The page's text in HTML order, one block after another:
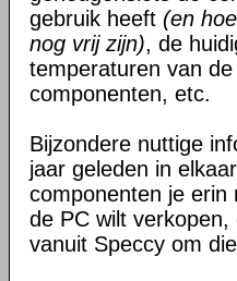
gebruik heeft (en
nog vrij zijn), de
temperaturen van de
componenten, etc.
Bijzondere nuttige
jaar geleden in
componenten je erin
de PC wilt
vanuit Speccy om